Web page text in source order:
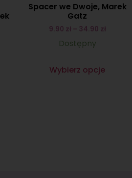
Spacer we Dwoje, Marek
Gatz
9.90 zł – 34.90 zł
Dostępny
Wybierz opcje